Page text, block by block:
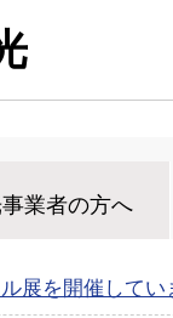
業者の方へ
展を開催してい